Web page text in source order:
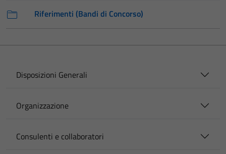
Riferimenti (Bandi di Concorso)
Disposizioni Generali
Organizzazione
Consulenti e collaboratori